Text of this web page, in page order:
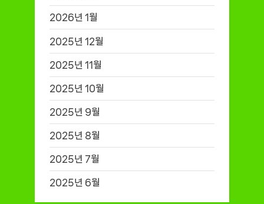
2026년 1월
2025년 12월
2025년 11월
2025년 10월
2025년 9월
2025년 8월
2025년 7월
2025년 6월